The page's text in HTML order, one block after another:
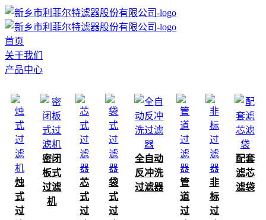
首页
关于我们
产品中心
烛
式
过
密闭
板式
过滤
机
芯
式
过
袋
式
过
全自动
反冲洗
过滤器
管
道
过
非
标
过
配套
滤芯
滤袋